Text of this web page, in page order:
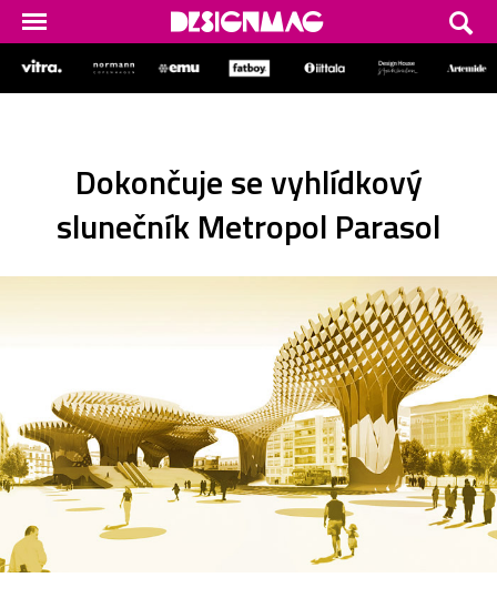
Dokončuje se vyhlídkový
slunečník Metropol Parasol